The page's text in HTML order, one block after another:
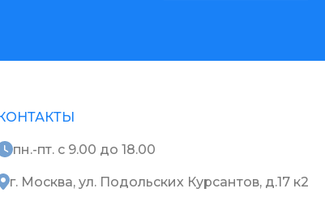
КОНТАКТЫ
пн.-пт. с 9.00 до 18.00
г. Москва, ул. Подольских Курсантов, д.17 к2